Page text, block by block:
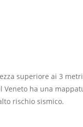
superiore ai 3
ha una
rischio sismico.